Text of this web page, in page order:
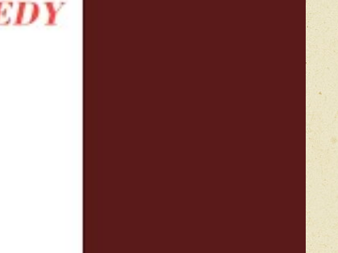
Оставить отзыв